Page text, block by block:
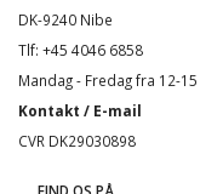
DK-9240 Nibe
Tlf: +45 4046 6858
Mandag - Fredag fra 12-15
Kontakt / E-mail
CVR DK29030898